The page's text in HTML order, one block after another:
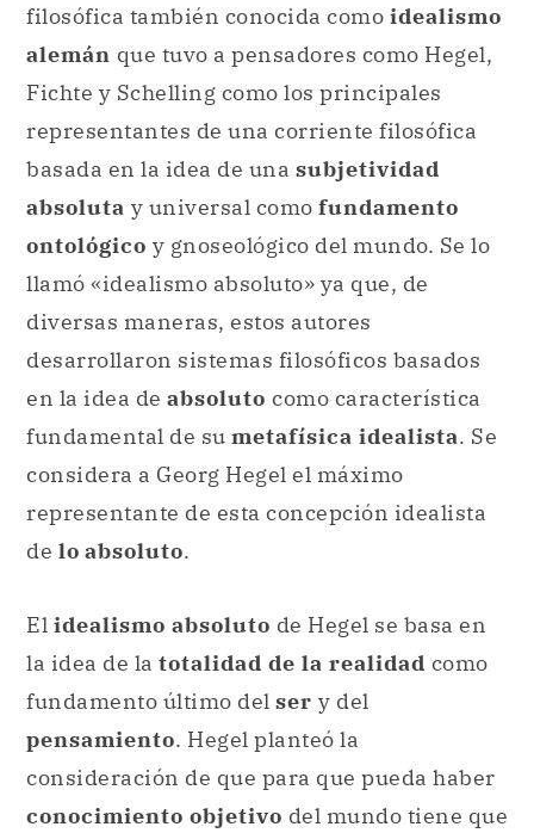
filosófica también conocida como idealismo
alemán que tuvo a pensadores como Hegel,
Fichte y Schelling como los principales
representantes de una corriente filosófica
basada en la idea de una subjetividad
absoluta y universal como fundamento
ontológico y gnoseológico del mundo. Se lo
llamó «idealismo absoluto» ya que, de
diversas maneras, estos autores
desarrollaron sistemas filosóficos basados
en la idea de absoluto como característica
fundamental de su metafísica idealista. Se
considera a Georg Hegel el máximo
representante de esta concepción idealista
de lo absoluto.
El idealismo absoluto de Hegel se basa en
la idea de la totalidad de la realidad como
fundamento último del ser y del
pensamiento. Hegel planteó la
consideración de que para que pueda haber
conocimiento objetivo del mundo tiene que